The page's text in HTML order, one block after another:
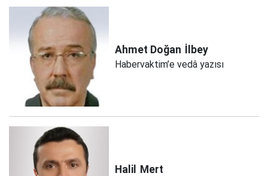
Ahmet Doğan İlbey
Habervaktim’e vedâ yazısı
Halil Mert